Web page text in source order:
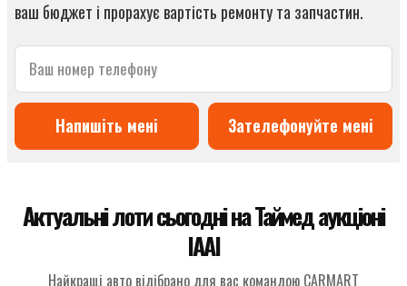
ваш бюджет і прорахує вартість ремонту та запчастин.
Напишіть мені Зателефонуйте мені
Актуальні лоти сьогодні на Таймед аукціоні
IAAI
Найкращі авто відібрано для вас командою CARMART